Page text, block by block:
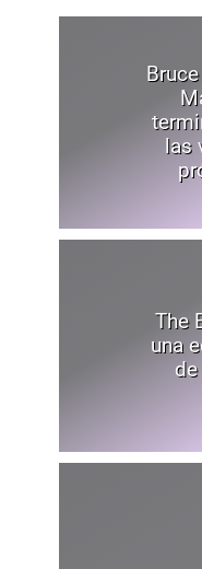
las
The
una